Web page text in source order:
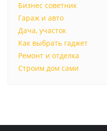
Бизнес советник
Гараж и авто
Дача, участок
Как выбрать гаджет
Ремонт и отделка
Строим дом сами